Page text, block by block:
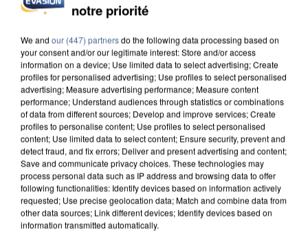
L’UN DES FONDATEURS SUPPOSÉS DE LA DZ
notre priorité
We and our (447) partnersdo the following data processing based on
your consent and/or our legitimate interest: Store and/or access
information on a device; Use limited data to select advertising; Create
profiles for personalised advertising; Use profiles to select personalised
advertising; Measure advertising performance; Measure content
performance; Understand audiences through statistics or combinations
of data from different sources; Develop and improve services; Create
profiles to personalise content; Use profiles to select personalised
content; Use limited data to select content; Ensure security, prevent and
detect fraud, and fix errors; Deliver and present advertising and content;
Save and communicate privacy choices. These technologies may
process personal data such as IP address and browsing data to offer
following functionalities: Identify devices based on information actively
requested; Use precise geolocation data; Match and combine data from
other data sources; Link different devices; Identify devices based on
information transmitted automatically.